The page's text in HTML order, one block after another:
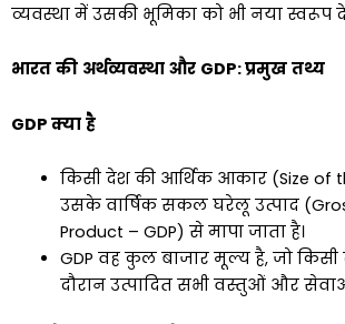
व्यवस्था में उसकी भूमिका को भी नया स्वरूप
भारत की अर्थव्यवस्था और GDP:प्रमुख तथ्य
GDP क्या है
किसी देश की आर्थिक आकार (Size of
उसके वार्षिक सकल घरेलू उत्पाद
Product – GDP) से मापा जाता है।
GDP वह कुल बाजार मूल्य है, जो
दौरान उत्पादित सभी वस्तुओं और